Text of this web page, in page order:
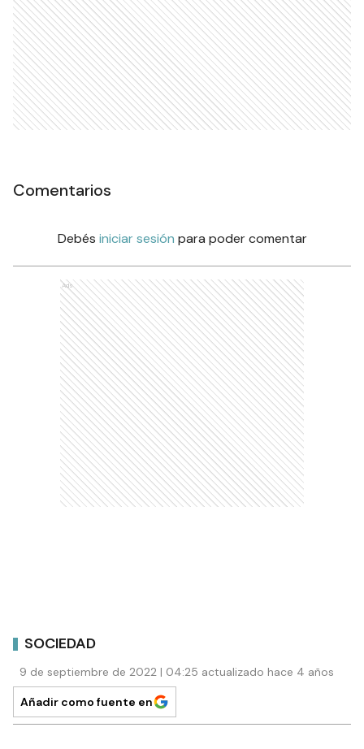
Comentarios
Debés iniciar sesión para poder comentar
Ads
SOCIEDAD
9 de septiembre de 2022 | 04:25 actualizado hace 4 años
Añadir como fuente en